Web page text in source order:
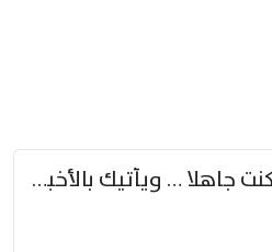
ستبدي لك الأيام ما كنت جاهلا … ويأتيك بالأخبار من لم تزوّد